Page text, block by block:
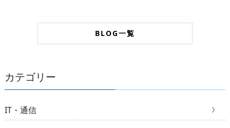
BLOG一覧
カテゴリー
IT・通信